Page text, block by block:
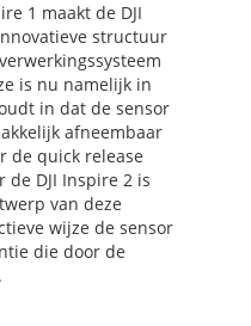
1 maakt de DJI
structuur
is nu namelijk in
in dat de sensor
afneembaar
de quick release
de DJI Inspire 2 is
van deze
wijze de sensor
die door de